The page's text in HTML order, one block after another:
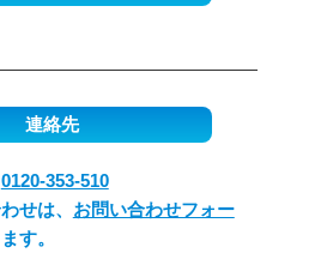
連絡先
0120-353-510
せは、 お問い合わせフォー
す。